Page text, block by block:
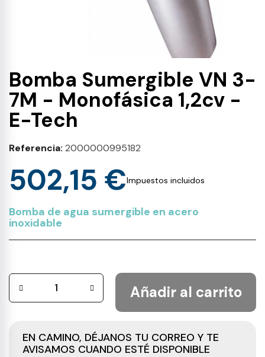
Bomba Sumergible VN 3-
7M - Monofásica 1,2cv -
E-Tech
Referencia 2000000995182
502,15 €Impuestos incluidos
Bomba de agua sumergible en acero
inoxidable
Añadir al carrito
EN CAMINO, DÉJANOS TU CORREO Y TE
AVISAMOS CUANDO ESTÉ DISPONIBLE